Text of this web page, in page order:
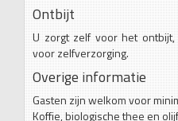
Ontbijt
U zorgt zelf voor het
voor zelfverzorging.
Overige informatie
Gasten zijn welkom voor
Koffie, biologische thee en